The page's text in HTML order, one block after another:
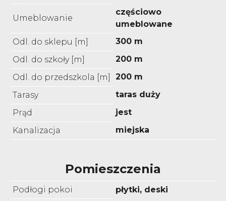
Umeblowanie
częściowo
umeblowane
Odl. do sklepu [m]
300 m
Odl. do szkoły [m]
200 m
Odl. do przedszkola [m]
200 m
Tarasy
taras duży
Prąd
jest
Kanalizacja
miejska
Pomieszczenia
Podłogi pokoi
płytki, deski